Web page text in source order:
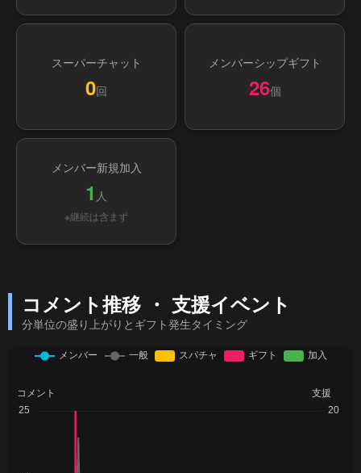
スーパーチャット
0回
メンバーシップギフト
26個
メンバー新規加入
1 人
※継続は含まず
コメント推移 ・ 支援イベント
分単位の盛り上がりとギフト発生タイミング